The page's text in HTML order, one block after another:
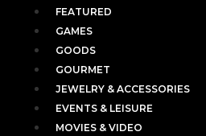
FEATURED
GAMES
GOODS
GOURMET
JEWELRY & ACCESSORIES
EVENTS & LEISURE
MOVIES & VIDEO